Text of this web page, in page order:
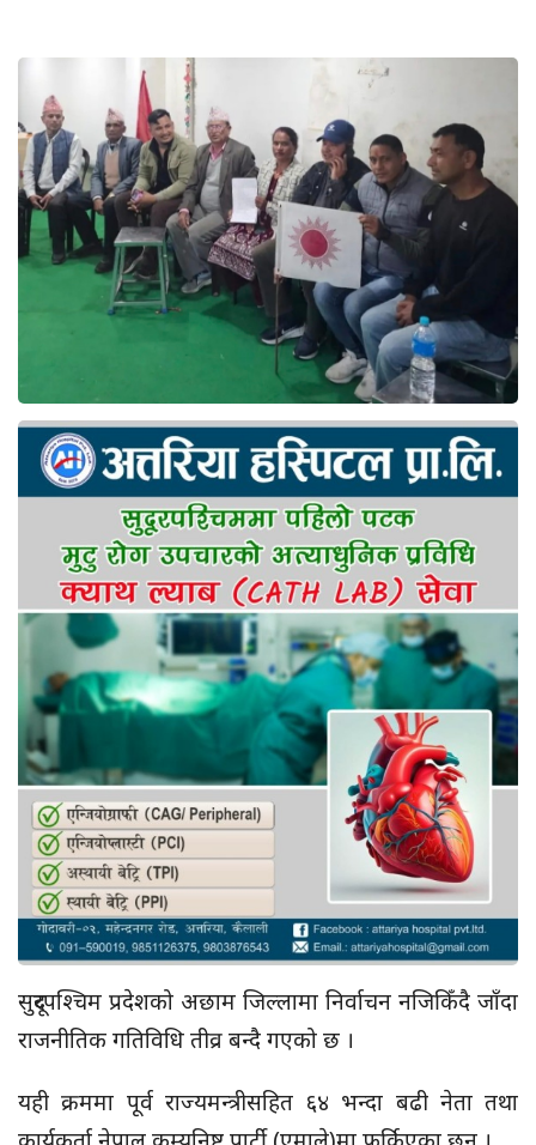
सुदूरपश्चिम प्रदेशको अछाम जिल्लामा निर्वाचन नजिकिँदै जाँदा
राजनीतिक गतिविधि तीव्र बन्दै गएको छ ।
यही क्रममा पूर्व राज्यमन्त्रीसहित ६४ भन्दा बढी नेता तथा